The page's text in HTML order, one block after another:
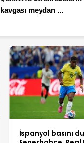
kavgası meydan ...
İspanyol basını